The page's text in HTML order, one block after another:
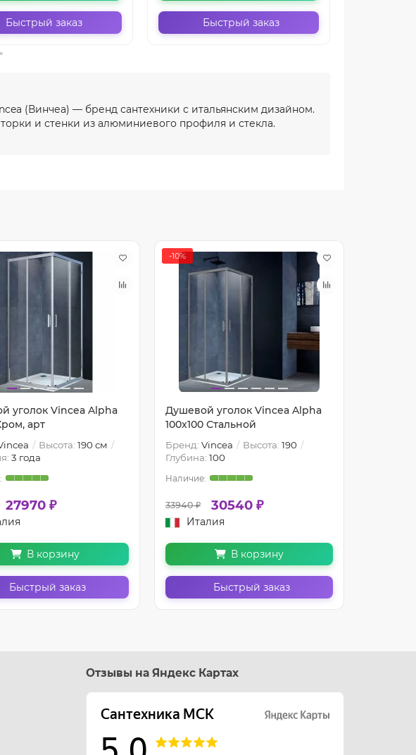
Быстрый заказ Быстрый заказ
(Винчеа) — бренд сантехники с итальянским дизайном.
и стенки из алюминиевого профиля и стекла.
уголок Vincea Alpha
арт
Высота: 190 см
3 года
27970 ₽
В корзину
Быстрый заказ
-10%
Душевой уголок Vincea Alpha
100x100 Стальной
Бренд: Vincea Высота: 190
Глубина: 100
33940 ₽ 30540 ₽
Италия
В корзину
Быстрый заказ
Отзывы на Яндекс Картах